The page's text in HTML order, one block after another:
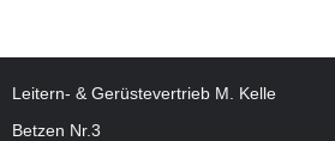
Leitern- & Gerüstevertrieb M. Kelle
Betzen Nr.3